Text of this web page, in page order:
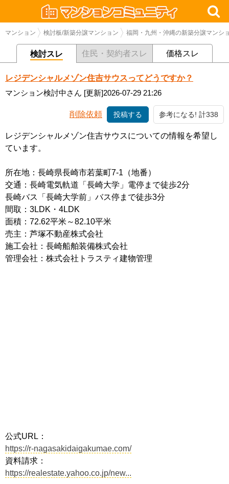
マンション 検討板/新築分譲マンション 福岡・九州・沖縄の新築分譲マンシ
検討スレ 住民・契約者スレ 価格スレ
レジデンシャルメゾン住吉サウスってどうですか？
マンション検討中さん [更新]2026-07-29 21:26
削除依頼 投稿する 参考になる! 計338
レジデンシャルメゾン住吉サウスについての情報を希望し
ています。
所在地：長崎県長崎市若葉町7-1（地番）
交通：長崎電気軌道「長崎大学」電停まで徒歩2分
長崎バス「長崎大学前」バス停まで徒歩3分
間取：3LDK・4LDK
面積：72.62平米～82.10平米
売主：芦塚不動産株式会社
施工会社：長崎船舶装備株式会社
管理会社：株式会社トラスティ建物管理
公式URL：
https://r-nagasakidaigakumae.com/
資料請求：
https://realestate.yahoo.co.jp/new...